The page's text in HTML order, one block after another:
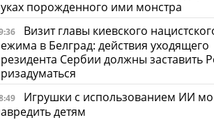
порожденного ими монстра
Визит главы киевского
в Белград: действия уходящего
Сербии должны заставить
Игрушки с использованием ИИ
детям